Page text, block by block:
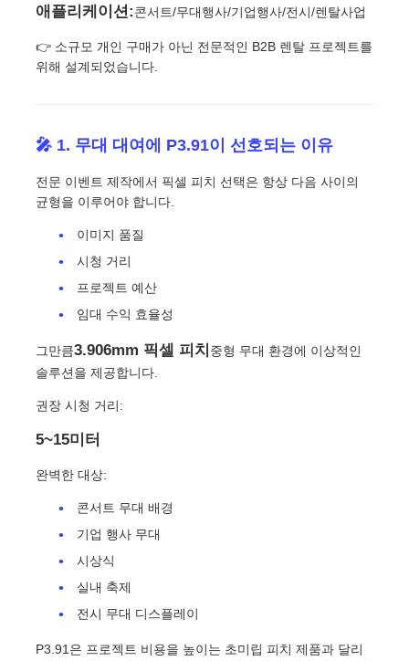
견적 요청
스테이지 LED 화면 임대
SMD LED 화면
야외 LED 디스플레이 보드
옥외 지도된 ​​게시판
애플리케이션:콘서트/무대행사/기업행사/전시/렌탈사업
👉 소규모 개인 구매가 아닌 전문적인 B2B 렌탈 프로젝트를
위해 설계되었습니다.
🎤 1. 무대 대여에 P3.91이 선호되는 이유
전문 이벤트 제작에서 픽셀 피치 선택은 항상 다음 사이의
균형을 이루어야 합니다.
이미지 품질
시청 거리
프로젝트 예산
임대 수익 효율성
그만큼3.906mm 픽셀 피치 중형 무대 환경에 이상적인
솔루션을 제공합니다.
권장 시청 거리:
5~15미터
완벽한 대상:
콘서트 무대 배경
기업 행사 무대
시상식
실내 축제
전시 무대 디스플레이
P3.91은 프로젝트 비용을 높이는 초미립 피치 제품과 달리